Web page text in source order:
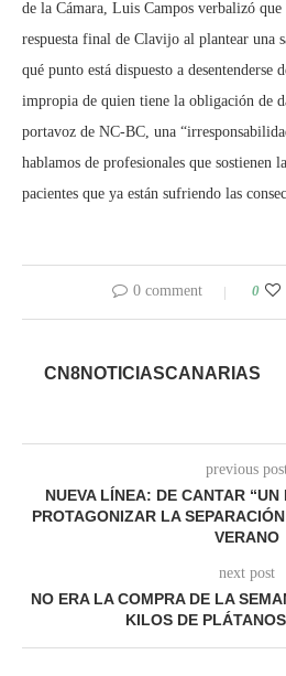
de la Cámara, Luis Campos verbalizó
respuesta final de Clavijo al plantear una
qué punto está dispuesto a desentenderse
impropia de quien tiene la obligación de
portavoz de NC-BC, una
hablamos de profesionales que sostienen
pacientes que ya están sufriendo las
0 comment 0
CN8NOTICIASCANARIAS
previous
NUEVA LÍNEA: DE CANTAR
PROTAGONIZAR LA
VERANO
next post
NO ERA LA COMPRA DE LA
KILOS DE